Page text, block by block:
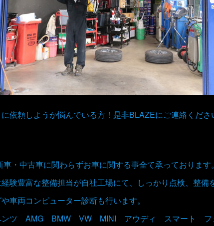
依頼しようか悩んでいる方！是非BLAZEにご連絡くださ
・中古車に関わらずお車に関する事全て承っております。
験豊富な整備担当が自社工場にて、しっかり点検、整備
車両コンピューター診断も行います。
ンツ AMG BMW VW MINI アウディ スマート フ